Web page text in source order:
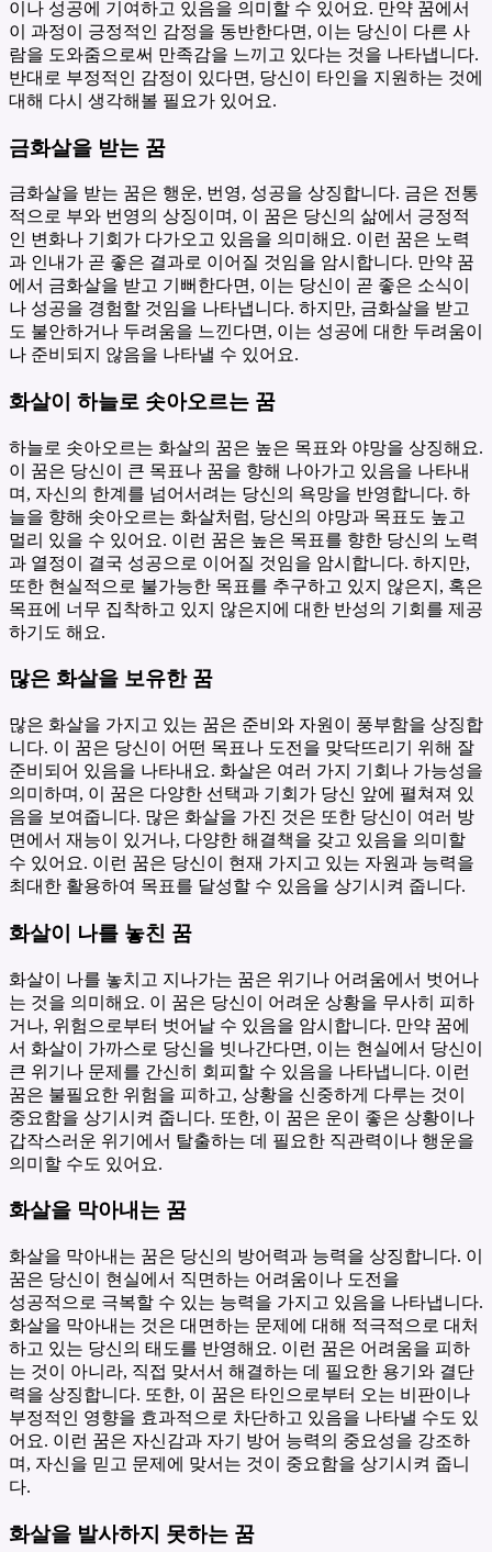
이나 성공에 기여하고 있음을 의미할 수 있어요. 만약 꿈에서
이 과정이 긍정적인 감정을 동반한다면, 이는 당신이 다른 사
람을 도와줌으로써 만족감을 느끼고 있다는 것을 나타냅니다.
반대로 부정적인 감정이 있다면, 당신이 타인을 지원하는 것에
대해 다시 생각해볼 필요가 있어요.
금화살을 받는 꿈
금화살을 받는 꿈은 행운, 번영, 성공을 상징합니다. 금은 전통
적으로 부와 번영의 상징이며, 이 꿈은 당신의 삶에서 긍정적
인 변화나 기회가 다가오고 있음을 의미해요. 이런 꿈은 노력
과 인내가 곧 좋은 결과로 이어질 것임을 암시합니다. 만약 꿈
에서 금화살을 받고 기뻐한다면, 이는 당신이 곧 좋은 소식이
나 성공을 경험할 것임을 나타냅니다. 하지만, 금화살을 받고
도 불안하거나 두려움을 느낀다면, 이는 성공에 대한 두려움이
나 준비되지 않음을 나타낼 수 있어요.
화살이 하늘로 솟아오르는 꿈
하늘로 솟아오르는 화살의 꿈은 높은 목표와 야망을 상징해요.
이 꿈은 당신이 큰 목표나 꿈을 향해 나아가고 있음을 나타내
며, 자신의 한계를 넘어서려는 당신의 욕망을 반영합니다. 하
늘을 향해 솟아오르는 화살처럼, 당신의 야망과 목표도 높고
멀리 있을 수 있어요. 이런 꿈은 높은 목표를 향한 당신의 노력
과 열정이 결국 성공으로 이어질 것임을 암시합니다. 하지만,
또한 현실적으로 불가능한 목표를 추구하고 있지 않은지, 혹은
목표에 너무 집착하고 있지 않은지에 대한 반성의 기회를 제공
하기도 해요.
많은 화살을 보유한 꿈
많은 화살을 가지고 있는 꿈은 준비와 자원이 풍부함을 상징합
니다. 이 꿈은 당신이 어떤 목표나 도전을 맞닥뜨리기 위해 잘
준비되어 있음을 나타내요. 화살은 여러 가지 기회나 가능성을
의미하며, 이 꿈은 다양한 선택과 기회가 당신 앞에 펼쳐져 있
음을 보여줍니다. 많은 화살을 가진 것은 또한 당신이 여러 방
면에서 재능이 있거나, 다양한 해결책을 갖고 있음을 의미할
수 있어요. 이런 꿈은 당신이 현재 가지고 있는 자원과 능력을
최대한 활용하여 목표를 달성할 수 있음을 상기시켜 줍니다.
화살이 나를 놓친 꿈
화살이 나를 놓치고 지나가는 꿈은 위기나 어려움에서 벗어나
는 것을 의미해요. 이 꿈은 당신이 어려운 상황을 무사히 피하
거나, 위험으로부터 벗어날 수 있음을 암시합니다. 만약 꿈에
서 화살이 가까스로 당신을 빗나간다면, 이는 현실에서 당신이
큰 위기나 문제를 간신히 회피할 수 있음을 나타냅니다. 이런
꿈은 불필요한 위험을 피하고, 상황을 신중하게 다루는 것이
중요함을 상기시켜 줍니다. 또한, 이 꿈은 운이 좋은 상황이나
갑작스러운 위기에서 탈출하는 데 필요한 직관력이나 행운을
의미할 수도 있어요.
화살을 막아내는 꿈
화살을 막아내는 꿈은 당신의 방어력과 능력을 상징합니다. 이
꿈은 당신이 현실에서 직면하는 어려움이나 도전을
성공적으로 극복할 수 있는 능력을 가지고 있음을 나타냅니다.
화살을 막아내는 것은 대면하는 문제에 대해 적극적으로 대처
하고 있는 당신의 태도를 반영해요. 이런 꿈은 어려움을 피하
는 것이 아니라, 직접 맞서서 해결하는 데 필요한 용기와 결단
력을 상징합니다. 또한, 이 꿈은 타인으로부터 오는 비판이나
부정적인 영향을 효과적으로 차단하고 있음을 나타낼 수도 있
어요. 이런 꿈은 자신감과 자기 방어 능력의 중요성을 강조하
며, 자신을 믿고 문제에 맞서는 것이 중요함을 상기시켜 줍니
다.
화살을 발사하지 못하는 꿈